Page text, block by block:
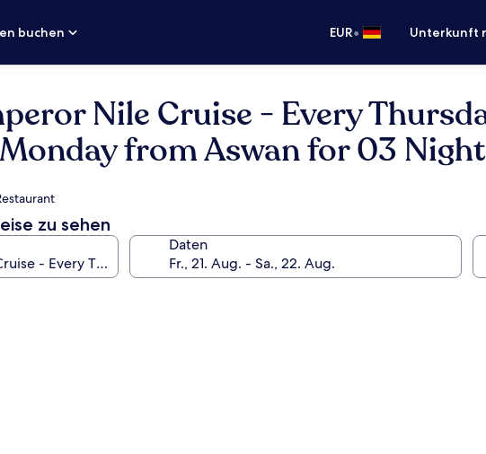
buchen
EUR• Unterkunft
Nile Cruise - Every
from Aswan for 03
zu sehen
Daten